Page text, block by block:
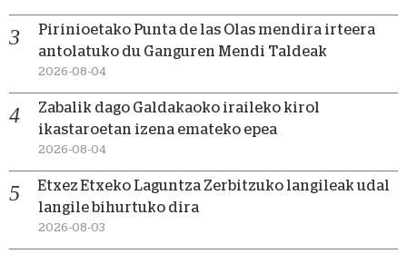
Pirinioetako Punta de las Olas mendira irteera
antolatuko du Ganguren Mendi Taldeak
2026-08-04
Zabalik dago Galdakaoko iraileko kirol
ikastaroetan izena emateko epea
2026-08-04
Etxez Etxeko Laguntza Zerbitzuko langileak udal
langile bihurtuko dira
2026-08-03